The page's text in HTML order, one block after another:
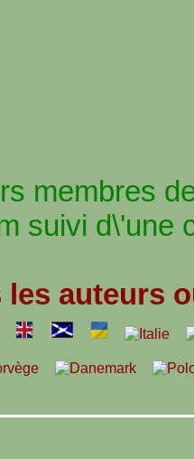
membres
suivi d\'une
auteurs